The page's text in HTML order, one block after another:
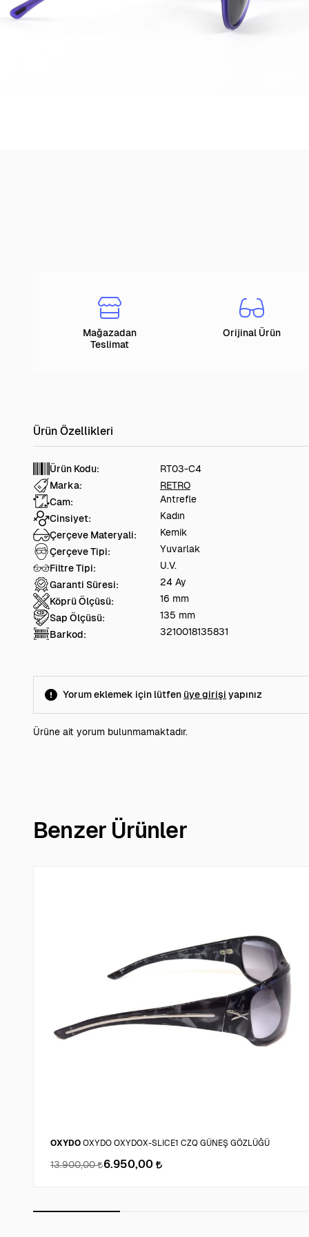
Mağazadan
Teslimat
Orijinal Ürün
Ürün Kodu:
RT03-C4
Marka:
RETRO
Cam:
Antrefle
Cinsiyet:
Kadın
Çerçeve Materyali:
Kemik
Çerçeve Tipi:
Yuvarlak
Filtre Tipi:
U.V.
Garanti Süresi:
24 Ay
Köprü Ölçüsü:
16 mm
Sap Ölçüsü:
135 mm
Barkod:
3210018135831
Yorum eklemek için lütfen üye girişi yapınız
Ürüne ait yorum bulunmamaktadır.
Benzer Ürünler
OXYDO OXYDO OXYDOX-SLICE1 CZQ GÜNEŞ GÖZLÜĞÜ
13.900,00 6.950,00